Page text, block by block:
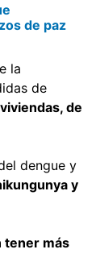
de paz
la
de
de
dengue y
y
tener más